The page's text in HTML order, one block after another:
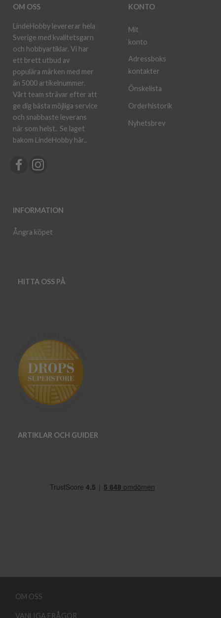
OM OSS
LindeHobby levererar hela
Sverige med kvalitetsgarn
och hobbyartiklar. Vi har
ett brett utbud av
populära märken med mer
än 5000 artikelnummer.
Vårt team strävar efter att
ge dig bästa möjliga service
och snabbaste leverans
när som helst. Se laget
bakom LindeHobby här..
INFORMATION
Ångra köpet
KONTO
Mit
konto
Adressboks
kontakter
Önskelista
Orderhistorik
Nyhetsbrev
HITTA OSS PÅ
ARTIKLAR OCH GUIDER
OM OSS
VANLIGA FRÅGOR